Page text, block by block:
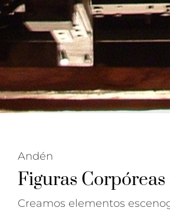
Andén
Figuras Corpóreas
Creamos elementos